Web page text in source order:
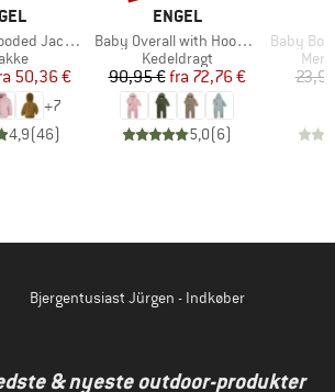
Wooden Buttons
Pris
Nedsat pris
50,36 €
+7
4,9(46)
MÆRKE
ENGEL
Artikel
Baby Overall with Hood and Zip
Produktgruppe
Kedeldragt
Pris
90,95 € Nedsat pris
fra 72,76 €
5,0(6)
Artikel
Baby
Bjergentusiast Jürgen - Indkøber
& nyeste outdoor-produkter